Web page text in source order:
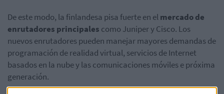
De este modo, la finlandesa pisa fuerte en elmercado de
enrutadores principales como Juniper y Cisco. Los
nuevos enrutadores pueden manejar mayores demandas de
programación de realidad virtual, servicios de Internet
basados en la nube y las comunicaciones móviles e próxima
generación.